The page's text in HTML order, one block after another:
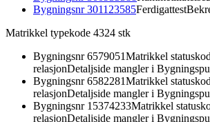
Bygningsnr301123585Ferdigattest
Matrikkel typekode 4324 stk
Bygningsnr6579051Matrikkel
relasjonDetaljside mangler i
Bygningsnr6582281Matrikkel
relasjonDetaljside mangler i
Bygningsnr 15374233Matrikkel
relasjonDetaljside mangler i